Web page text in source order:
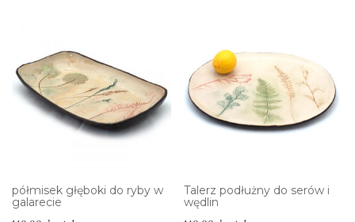
półmisek głęboki do ryby w
galarecie
Talerz podłużny do serów i
wędlin